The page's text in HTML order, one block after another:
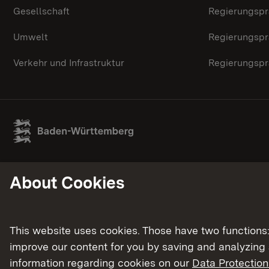
Gesellschaft
Umwelt
Verkehr und Infrastruktur
About Cookies
This website uses cookies. Those have two
improve our content for you by saving and
information regarding cookies on our Data